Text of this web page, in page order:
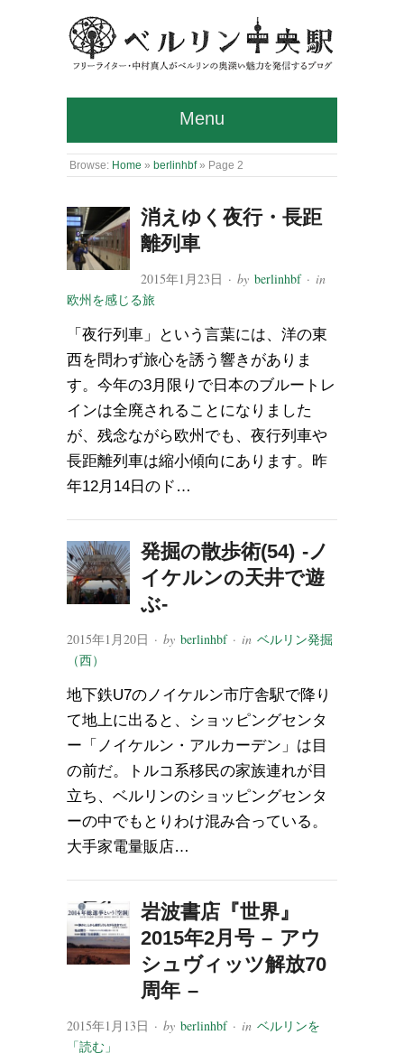
Menu
Browse: Home » berlinhbf » Page 2
消えゆく夜行・長距
離列車
2015年1月23日 · byberlinhbf· in
欧州を感じる旅
「夜行列車」という言葉には、洋の東
西を問わず旅心を誘う響きがありま
す。今年の3月限りで日本のブルートレ
インは全廃されることになりました
が、残念ながら欧州でも、夜行列車や
長距離列車は縮小傾向にあります。昨
年12月14日のド…
発掘の散歩術(54) -ノ
イケルンの天井で遊
ぶ-
2015年1月20日 · by berlinhbf· in ベルリン発掘
（西）
地下鉄U7のノイケルン市庁舎駅で降り
て地上に出ると、ショッピングセンタ
ー「ノイケルン・アルカーデン」は目
の前だ。トルコ系移民の家族連れが目
立ち、ベルリンのショッピングセンタ
ーの中でもとりわけ混み合っている。
大手家電量販店…
岩波書店『世界』
2015年2月号 – アウ
シュヴィッツ解放70
周年 –
2015年1月13日 · by berlinhbf· in ベルリンを
「読む」